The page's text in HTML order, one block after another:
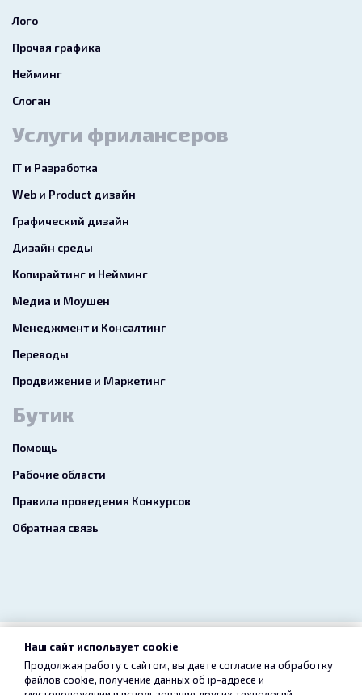
Лого
Прочая графика
Нейминг
Слоган
Услуги фрилансеров
IT и Разработка
Web и Product дизайн
Графический дизайн
Дизайн среды
Копирайтинг и Нейминг
Медиа и Моушен
Менеджмент и Консалтинг
Переводы
Продвижение и Маркетинг
Бутик
Помощь
Рабочие области
Правила проведения Конкурсов
Обратная связь
2026 freelance.boutique
Пользовательское соглашение Конфиденциальность
Наш сайт использует cookie
Продолжая работу с сайтом, вы даете согласие на обработку
файлов cookie, получение данных об ip-адресе и